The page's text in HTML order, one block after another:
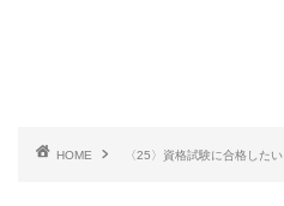
HOME 〈25〉資格試験に合格したい